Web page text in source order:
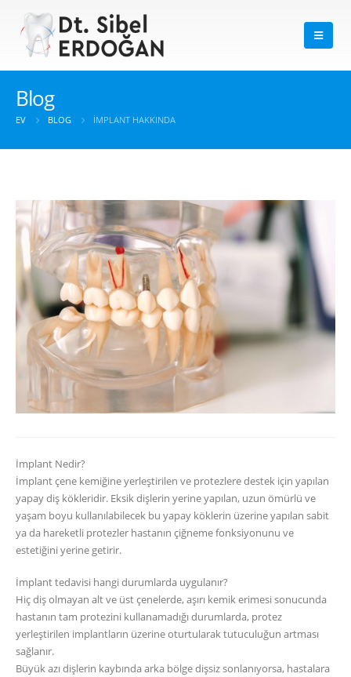
Blog
EV BLOG İMPLANT HAKKINDA
İmplant Nedir?
İmplant çene kemiğine yerleştirilen ve protezlere destek için yapılan
yapay diş kökleridir. Eksik dişlerin yerine yapılan, uzun ömürlü ve
yaşam boyu kullanılabilecek bu yapay köklerin üzerine yapılan sabit
ya da hareketli protezler hastanın çiğneme fonksiyonunu ve
estetiğini yerine getirir.
İmplant tedavisi hangi durumlarda uygulanır?
Hiç diş olmayan alt ve üst çenelerde, aşırı kemik erimesi sonucunda
hastanın tam protezini kullanamadığı durumlarda, protez
yerleştirilen implantların üzerine oturtularak tutuculuğun artması
sağlanır.
Büyük azı dişlerin kaybında arka bölge dişsiz sonlanıyorsa, hastalara